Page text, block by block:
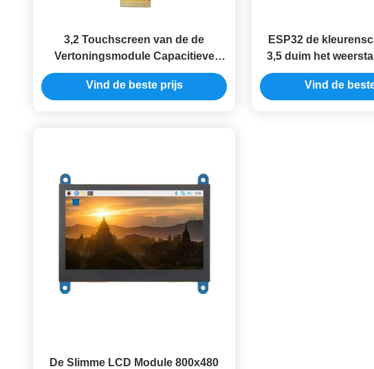
3,2 Touchscreen van de de
Vertoningsmodule Capacitieve
240x320 van Duimtft
Vertoningsmodule met 8 bits
Vind de beste prijs
ESP32 de
3,5 duim het
aanraking met 320 *
kleine LCD
Vind de
De Slimme LCD Module 800x480